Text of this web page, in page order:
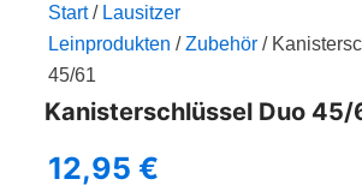
Start/ Lausitzer
Leinprodukten /Zubehör /
45/61
Kanisterschlüssel Duo 45/
12,95 €